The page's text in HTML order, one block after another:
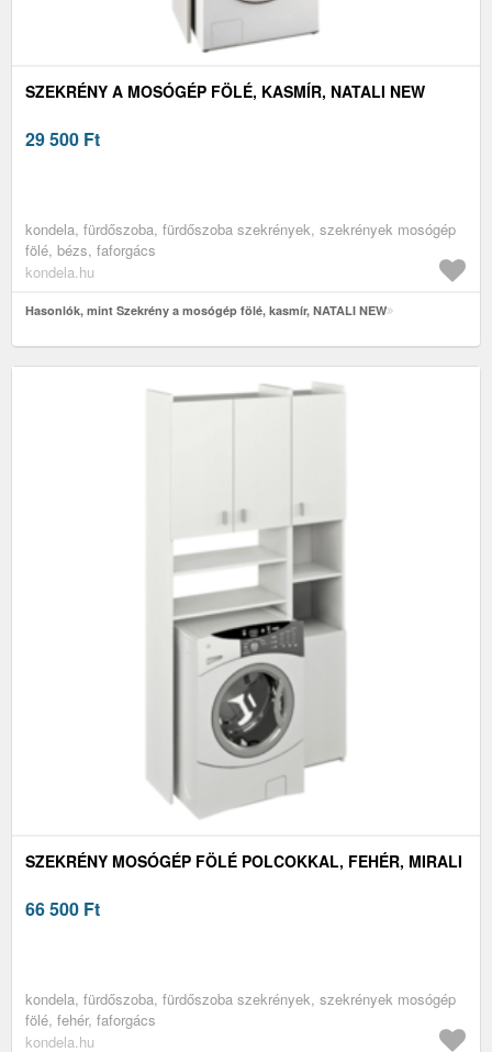
SZEKRÉNY A MOSÓGÉP FÖLÉ, KASMÍR, NATALI NEW
29 500 Ft
kondela, fürdőszoba, fürdőszoba szekrények, szekrények mosógép
fölé, bézs, faforgács
kondela.hu
Hasonlók, mint Szekrény a mosógép fölé, kasmír, NATALI NEW
SZEKRÉNY MOSÓGÉP FÖLÉ POLCOKKAL, FEHÉR, MIRALI
66 500 Ft
kondela, fürdőszoba, fürdőszoba szekrények, szekrények mosógép
fölé, fehér, faforgács
kondela.hu